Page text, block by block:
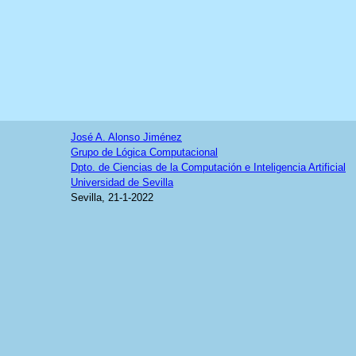
José A. Alonso Jiménez
Grupo de Lógica Computacional
Dpto. de Ciencias de la Computación e Inteligencia Artificial
Universidad de Sevilla
Sevilla, 21-1-2022